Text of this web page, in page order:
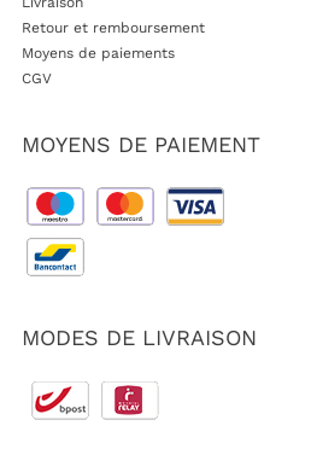
Retour et remboursement
Moyens de paiements
CGV
MOYENS DE PAIEMENT
MODES DE LIVRAISON